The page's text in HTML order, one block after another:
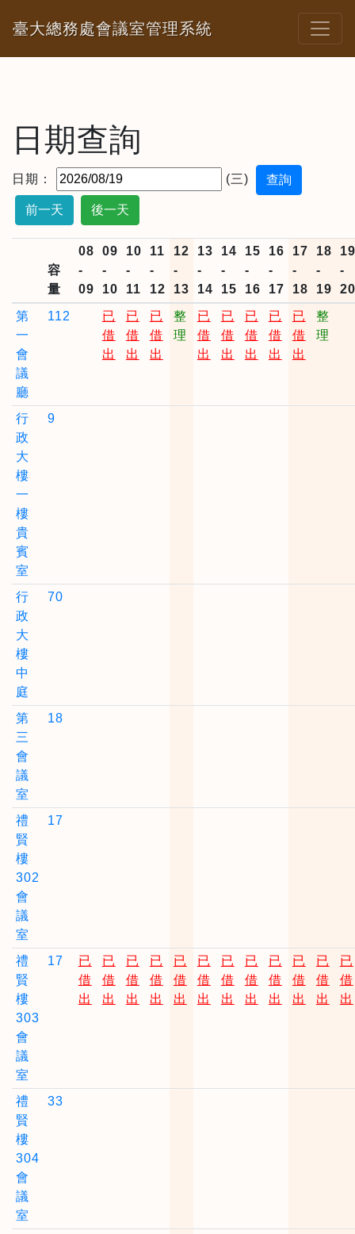
臺大總務處會議室管理系統
日期查詢
日期： (三)
前一天 後一天
容
量
08
-
09
09
-
10
10
-
11
11
-
12
12
-
13
13
-
14
14
-
15
15
-
16
16
-
17
17
-
18
18
-
19
19
-
20
第
一
會
議
廳
112
已
借
出
已
借
出
已
借
出
整
理
已
借
出
已
借
出
已
借
出
已
借
出
已
借
出
整
理
行
政
大
樓
一
樓
貴
賓
室
9
行
政
大
樓
中
庭
70
第
三
會
議
室
18
禮
賢
樓
302
會
議
室
17
禮
賢
樓
303
會
議
室
17
已
借
出
已
借
出
已
借
出
已
借
出
已
借
出
已
借
出
已
借
出
已
借
出
已
借
出
已
借
出
已
借
出
已
借
出
禮
賢
樓
304
會
議
室
33